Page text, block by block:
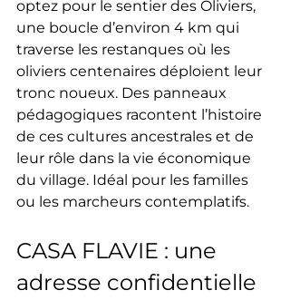
optez pour le sentier des Oliviers,
une boucle d’environ 4 km qui
traverse les restanques où les
oliviers centenaires déploient leur
tronc noueux. Des panneaux
pédagogiques racontent l’histoire
de ces cultures ancestrales et de
leur rôle dans la vie économique
du village. Idéal pour les familles
ou les marcheurs contemplatifs.
CASA FLAVIE : une
adresse confidentielle